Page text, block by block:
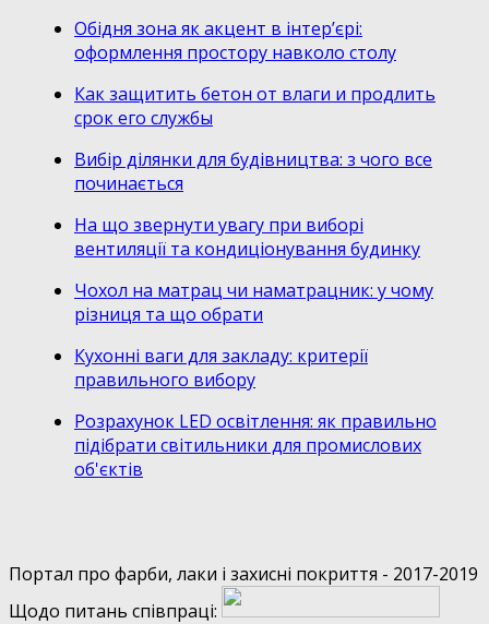
Обідня зона як акцент в інтер’єрі:
оформлення простору навколо столу
Как защитить бетон от влаги и продлить
срок его службы
Вибір ділянки для будівництва: з чого все
починається
На що звернути увагу при виборі
вентиляції та кондиціонування будинку
Чохол на матрац чи наматрацник: у чому
різниця та що обрати
Кухонні ваги для закладу: критерії
правильного вибору
Розрахунок LED освітлення: як правильно
підібрати світильники для промислових
об'єктів
Портал про фарби, лаки і захисні покриття - 2017-2019
Щодо питань співпраці: